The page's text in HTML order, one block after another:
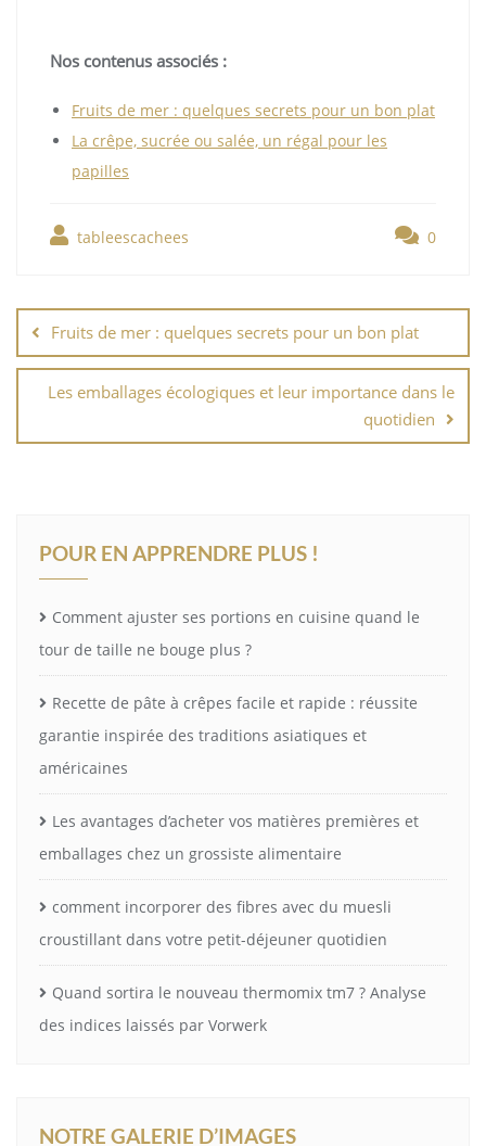
Nos contenus associés :
Fruits de mer : quelques secrets pour un bon plat
La crêpe, sucrée ou salée, un régal pour les
papilles
tableescachees 0
de
l’article
Fruits de mer : quelques secrets pour un bon plat
Les emballages écologiques et leur importance dans le
quotidien
POUR EN APPRENDRE PLUS !
Comment ajuster ses portions en cuisine quand le
tour de taille ne bouge plus ?
Recette de pâte à crêpes facile et rapide : réussite
garantie inspirée des traditions asiatiques et
américaines
Les avantages d’acheter vos matières premières et
emballages chez un grossiste alimentaire
comment incorporer des fibres avec du muesli
croustillant dans votre petit-déjeuner quotidien
Quand sortira le nouveau thermomix tm7 ? Analyse
des indices laissés par Vorwerk
NOTRE GALERIE D’IMAGES